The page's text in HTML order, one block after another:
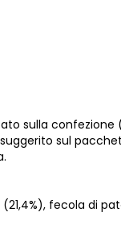
sulla confezione
sul
fecola di